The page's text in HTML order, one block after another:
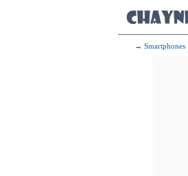
→ Smartphones